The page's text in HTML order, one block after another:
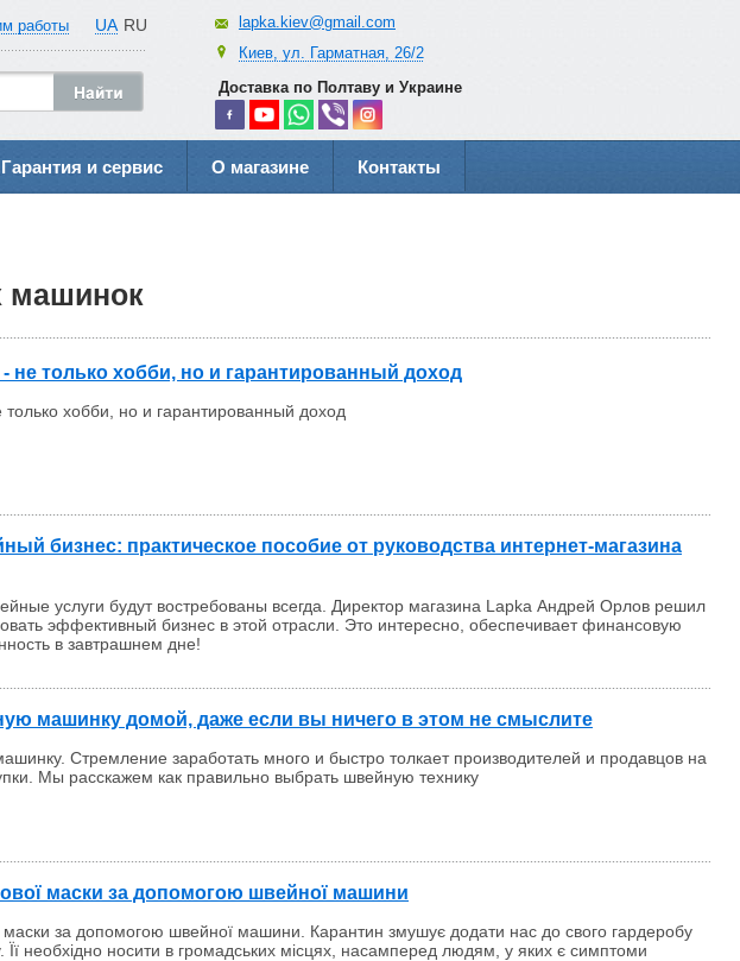
UA RU
работы
lapka.kiev@gmail.com
Киев, ул. Гарматная, 26/2
Доставка по Полтаву и Украине
Гарантия и сервис О магазине Контакты
машинок
не только хобби, но и гарантированный доход
хобби, но и гарантированный доход
бизнес: практическое пособие от руководства интернет-магазина
услуги будут востребованы всегда. Директор магазина Lapka Андрей Орлов решил
эффективный бизнес в этой отрасли. Это интересно, обеспечивает финансовую
в завтрашнем дне!
машинку домой, даже если вы ничего в этом не смыслите
Стремление заработать много и быстро толкает производителей и продавцов на
Мы расскажем как правильно выбрать швейную технику
маски за допомогою швейної машини
маски за допомогою швейної машини. Карантин змушує додати нас до свого гардеробу
необхідно носити в громадських місцях, насамперед людям, у яких є симптоми